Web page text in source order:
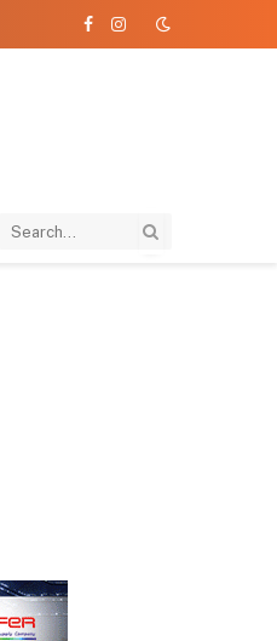
Facebook
Instagram